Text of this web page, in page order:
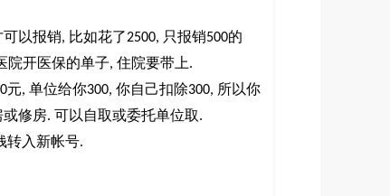
以报销, 比如花了2500, 只报销500的
院开医保的单子, 住院要带上.
元, 单位给你300, 你自己扣除300, 所以你
或修房. 可以自取或委托单位取.
转入新帐号.